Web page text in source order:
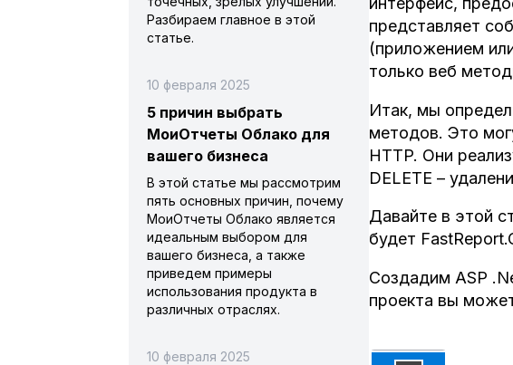
представляет
(приложением
только веб
Итак, мы
методов. Это
HTTP. Они
DELETE –
Давайте в этой
будет
Создадим ASP
проекта вы
Разбираем главное в этой
статье.
10 февраля 2025
5 причин выбрать
МоиОтчеты Облако для
вашего бизнеса
В этой статье мы рассмотрим
пять основных причин, почему
МоиОтчеты Облако является
идеальным выбором для
вашего бизнеса, а также
приведем примеры
использования продукта в
различных отраслях.
10 февраля 2025